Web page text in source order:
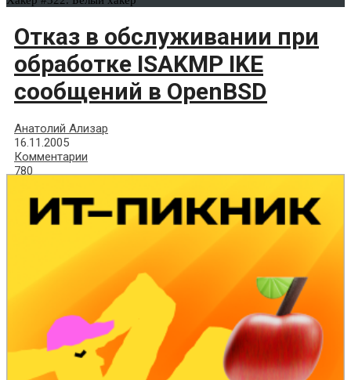
Отказ в обслуживании при
обработке ISAKMP IKE
сообщений в OpenBSD
Анатолий Ализар
16.11.2005
Комментарии
780